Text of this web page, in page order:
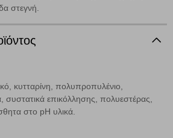
στεγνή.
κυτταρίνη, πολυπροπυλένιο,
συστατικά επικόλλησης, πολυεστέρας,
στο pH υλικά.
cookies
ρυθμίσεων